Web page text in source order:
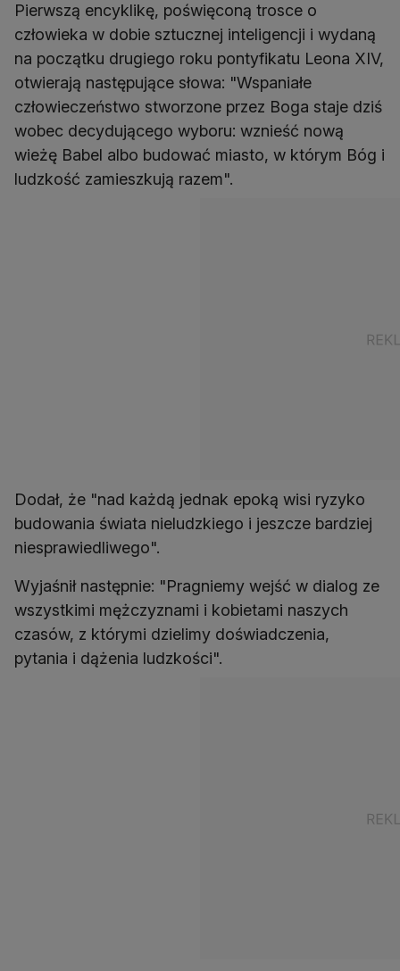
Pierwszą encyklikę, poświęconą trosce o
człowieka w dobie sztucznej inteligencji i wydaną
na początku drugiego roku pontyfikatu Leona XIV,
otwierają następujące słowa: "Wspaniałe
człowieczeństwo stworzone przez Boga staje dziś
wobec decydującego wyboru: wznieść nową
wieżę Babel albo budować miasto, w którym Bóg i
ludzkość zamieszkują razem".
Dodał, że "nad każdą jednak epoką wisi ryzyko
budowania świata nieludzkiego i jeszcze bardziej
niesprawiedliwego".
Wyjaśnił następnie: "Pragniemy wejść w dialog ze
wszystkimi mężczyznami i kobietami naszych
czasów, z którymi dzielimy doświadczenia,
pytania i dążenia ludzkości".